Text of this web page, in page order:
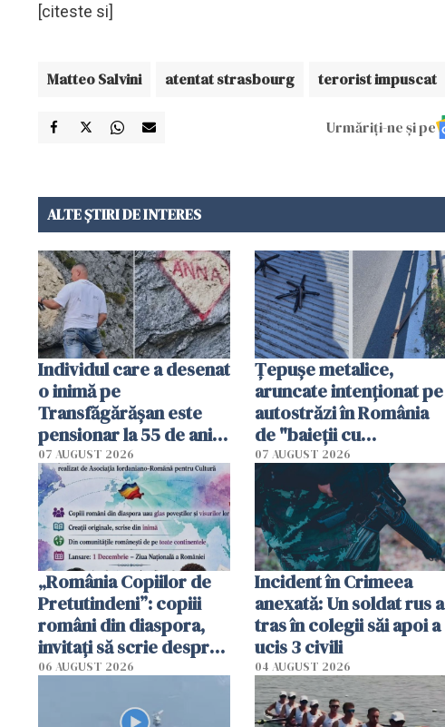
[citeste si]
Matteo Salvini atentat strasbourg terorist impuscat
Urmăriți-ne și pe
ALTE ȘTIRI DE INTERES
Individul care a desenat
o inimă pe
Transfăgărășan este
pensionar la 55 de ani.
Poliția l-a identificat
07 AUGUST 2026
Țepușe metalice,
aruncate intenționat pe
autostrăzi în România
de "baieții cu
platforme": "Mi-au
cerut 1200 lei să mă
tracteze"
07 AUGUST 2026
„România Copiilor de
Pretutindeni”: copiii
români din diaspora,
invitați să scrie despre
România într-un volum
06 AUGUST 2026
Incident în Crimeea
anexată: Un soldat rus a
tras în colegii săi apoi a
ucis 3 civili
04 AUGUST 2026